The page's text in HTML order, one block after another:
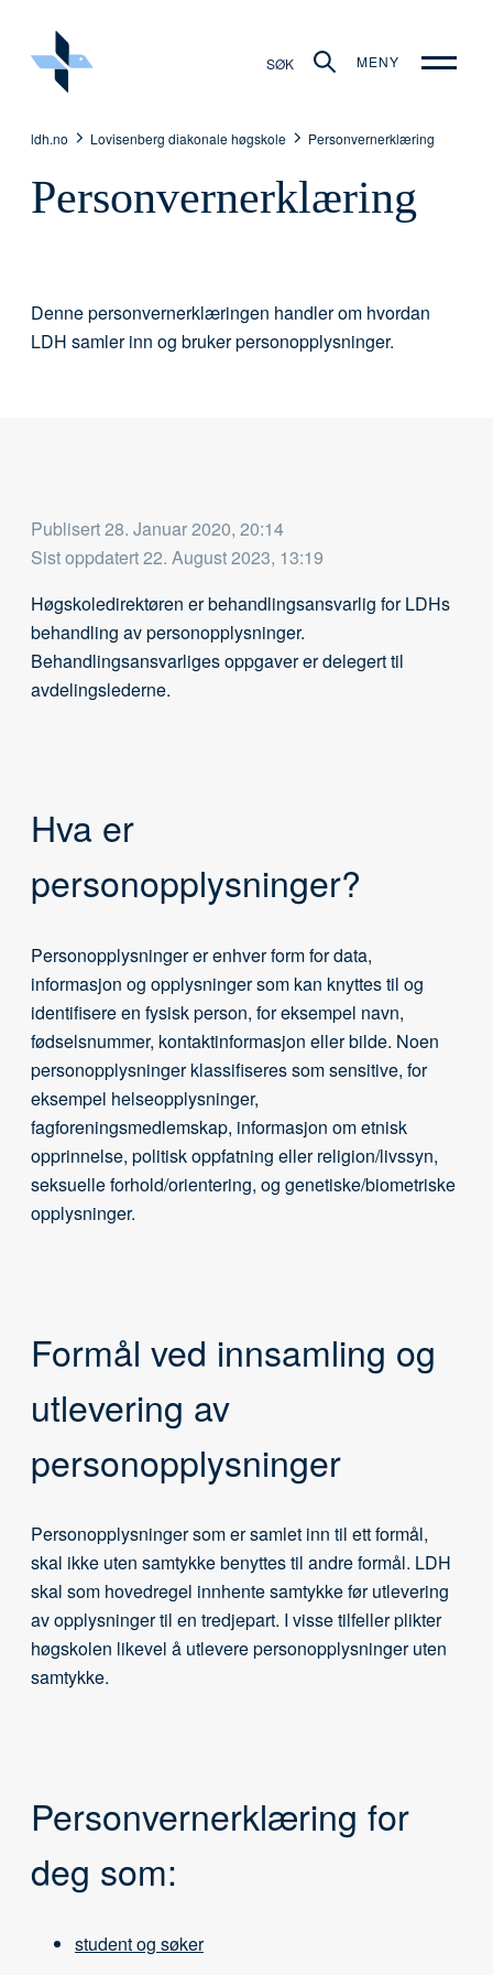
SØK MENY
ldh.no Lovisenberg diakonale høgskole Personvernerklæring
Personvernerklæring
Denne personvernerklæringen handler om hvordan
LDH samler inn og bruker personopplysninger.
Publisert28. Januar 2020, 20:14
Sist oppdatert22. August 2023, 13:19
Høgskoledirektøren er behandlingsansvarlig for LDHs
behandling av personopplysninger.
Behandlingsansvarliges oppgaver er delegert til
avdelingslederne.
Hva er
personopplysninger?
Personopplysninger er enhver form for data,
informasjon og opplysninger som kan knyttes til og
identifisere en fysisk person, for eksempel navn,
fødselsnummer, kontaktinformasjon eller bilde. Noen
personopplysninger klassifiseres som sensitive, for
eksempel helseopplysninger,
fagforeningsmedlemskap, informasjon om etnisk
opprinnelse, politisk oppfatning eller religion/livssyn,
seksuelle forhold/orientering, og genetiske/biometriske
opplysninger.
Formål ved innsamling og
utlevering av
personopplysninger
Personopplysninger som er samlet inn til ett formål,
skal ikke uten samtykke benyttes til andre formål. LDH
skal som hovedregel innhente samtykke før utlevering
av opplysninger til en tredjepart. I visse tilfeller plikter
høgskolen likevel å utlevere personopplysninger uten
samtykke.
Personvernerklæring for
deg som:
student og søker